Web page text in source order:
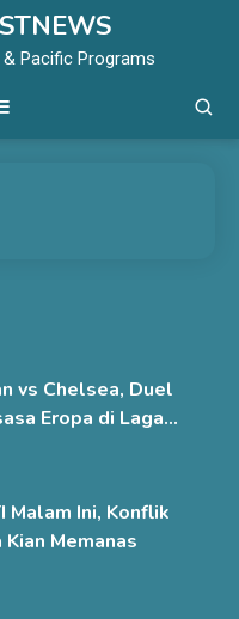
Pacific Programs
vs Chelsea, Duel
Eropa di Laga
Malam Ini, Konflik
Memanas